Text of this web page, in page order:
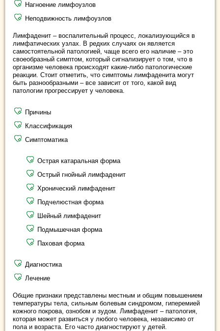
Нагноение лимфоузлов
Неподвижность лимфоузлов
Лимфаденит – воспалительный процесс, локализующийся в
лимфатических узлах. В редких случаях он является
самостоятельной патологией, чаще всего его наличие – это
своеобразный симптом, который сигнализирует о том, что в
организме человека происходят какие-либо патологические
реакции. Стоит отметить, что симптомы лимфаденита могут
быть разнообразными – все зависит от того, какой вид
патологии прогрессирует у человека.
Причины
Классификация
Симптоматика
Острая катаральная форма
Острый гнойный лимфаденит
Хронический лимфаденит
Подчелюстная форма
Шейный лимфаденит
Подмышечная форма
Паховая форма
Диагностика
Лечение
Общие признаки представлены местным и общим повышением
температуры тела, сильным болевым синдромом, гиперемией
кожного покрова, ознобом и зудом. Лимфаденит – патология,
которая может развиться у любого человека, независимо от
пола и возраста. Его часто диагностируют у детей.